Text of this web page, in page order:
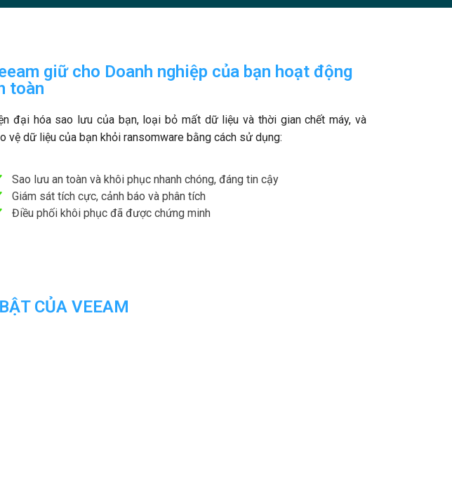
giữ cho Doanh nghiệp của bạn hoạt động
toàn
đại hóa sao lưu của bạn, loại bỏ mất dữ liệu và thời gian chết máy, và
vệ dữ liệu của bạn khỏi ransomware bằng cách sử dụng:
Sao lưu an toàn và khôi phục nhanh chóng, đáng tin cậy
Giám sát tích cực, cảnh báo và phân tích
Điều phối khôi phục đã được chứng minh
CỦA VEEAM